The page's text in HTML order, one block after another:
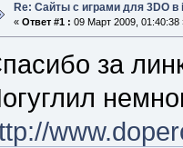
Re: Сайты с играми для 3DO
« Ответ #1 : 09 Март 2009, 01:40:38
за